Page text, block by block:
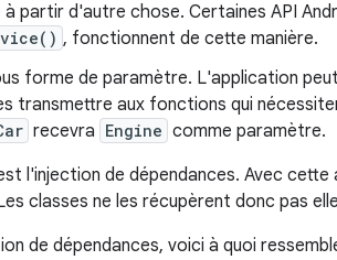
à partir d'autre chose. Certaines API
, fonctionnent de cette manière.
forme de paramètre. L'application
transmettre aux fonctions qui
recevra Engine comme paramètre.
l'injection de dépendances. Avec
classes ne les récupèrent donc pas
de dépendances, voici à quoi